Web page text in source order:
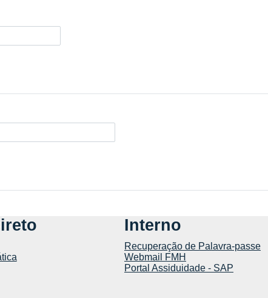
Interno
Recuperação de Palavra-passe
Webmail FMH
Portal Assiduidade - SAP